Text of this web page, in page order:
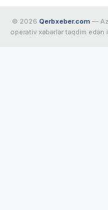
© 2026 Qerbxeber.com —
operativ xəbərlər təqdim edən